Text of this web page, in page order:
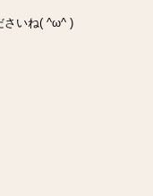
さいね( ^ω^ )